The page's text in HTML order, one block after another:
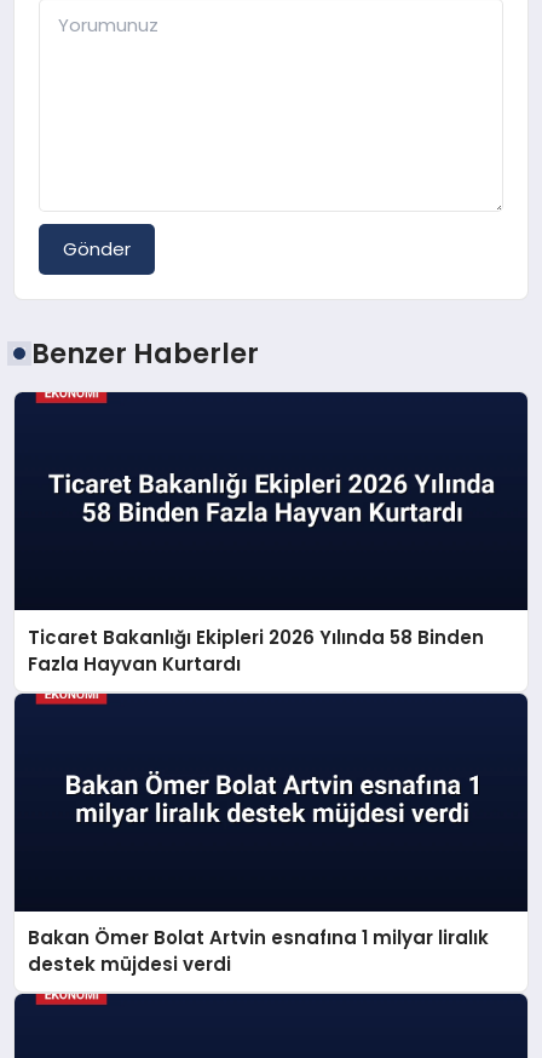
Gönder
Benzer Haberler
Ticaret Bakanlığı Ekipleri 2026 Yılında 58 Binden
Fazla Hayvan Kurtardı
Bakan Ömer Bolat Artvin esnafına 1 milyar liralık
destek müjdesi verdi